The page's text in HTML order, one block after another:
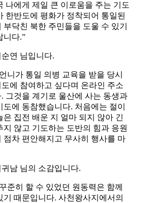
나에게 제일 큰 이로움을 주는 기도
한반도에 평화가 정착되어 통일된
부닥친 북한 주민들을 도울 수 있기
니다.”
연 님입니다.
니가 통일 의병 교육을 받을 당시
에 참여하고 싶다며 온라인 주소
그것을 계기로 울산에 사는 동생과
도에 동참했습니다. 처음에는 절이
은 집전 배운 지 얼마 되지 않아 긴
지 않고 기도하는 도반의 힘과 응원
점차 편안해지고 무사히 행사를 마
남 님의 소감입니다.
준히 할 수 있었던 원동력은 함께
기 때문입니다. 사천왕사지에서의